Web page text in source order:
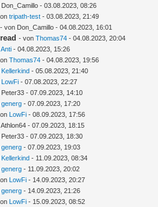
- 03.08.2023, 08:26
tripath-test - 03.08.2023, 21:49
- von Don_Camillo - 04.08.2023, 16:01
- vonThomas74 - 04.08.2023, 20:04
Anti - 04.08.2023, 15:26
Thomas74 - 04.08.2023, 19:56
Kellerkind - 05.08.2023, 21:40
LowFi - 07.08.2023, 22:27
- 07.09.2023, 14:10
generg - 07.09.2023, 17:20
LowFi - 08.09.2023, 17:56
- 07.09.2023, 18:15
- 07.09.2023, 18:30
generg - 07.09.2023, 19:03
Kellerkind - 11.09.2023, 08:34
generg - 11.09.2023, 20:02
LowFi - 14.09.2023, 20:27
generg - 14.09.2023, 21:26
LowFi - 15.09.2023, 08:52